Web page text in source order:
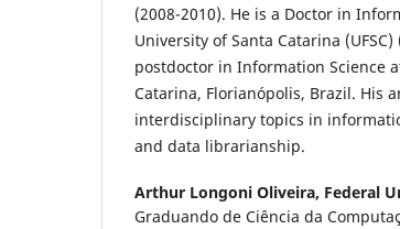
(2008-2010). He is a Doctor in
University of Santa Catarina
postdoctor in Information Science
Catarina, Florianópolis, Brazil. His
interdisciplinary topics in
and data librarianship.
Arthur Longoni Oliveira, Federal
Graduando de Ciência da